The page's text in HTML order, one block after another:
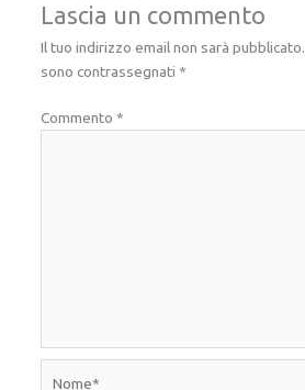
Lascia un commento
Il tuo indirizzo email non sarà pubblicato.
sono contrassegnati *
Commento *